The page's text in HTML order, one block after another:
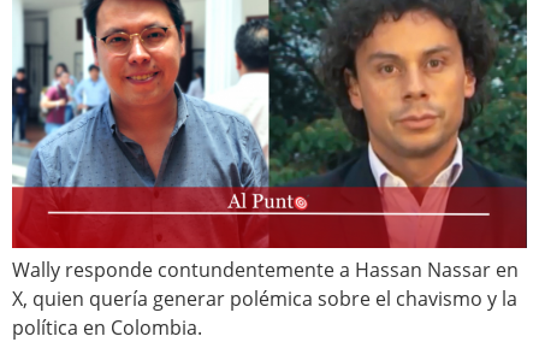
Wally responde contundentemente a Hassan Nassar en
X, quien quería generar polémica sobre el chavismo y la
política en Colombia.